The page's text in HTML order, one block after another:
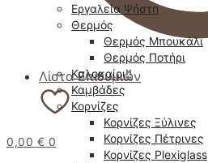
Λίστα Επιθυμιών
0,00 € 0
Εργαλεία Ψήστη
Θερμός
Θερμός Μπουκάλι
Θερμός Ποτήρι
Καλοκαίρι!!
Καμβάδες
Κορνίζες
Κορνίζες Ξύλινες
Κορνίζες Πέτρινες
Κορνίζες Plexiglass